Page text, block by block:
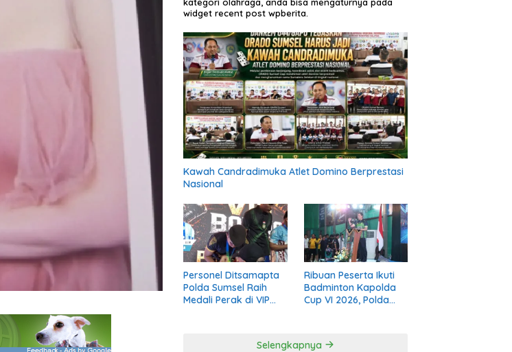
widget recent post wpberita.
Kawah Candradimuka Atlet Domino Berprestasi
Nasional
Personel Ditsamapta
Polda Sumsel Raih
Medali Perak di VIP
Ribuan Peserta Ikuti
Badminton Kapolda
Cup VI 2026, Polda
Selengkapnya